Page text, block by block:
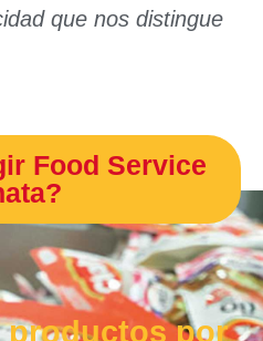
que nos distingue
Food Service
productos por